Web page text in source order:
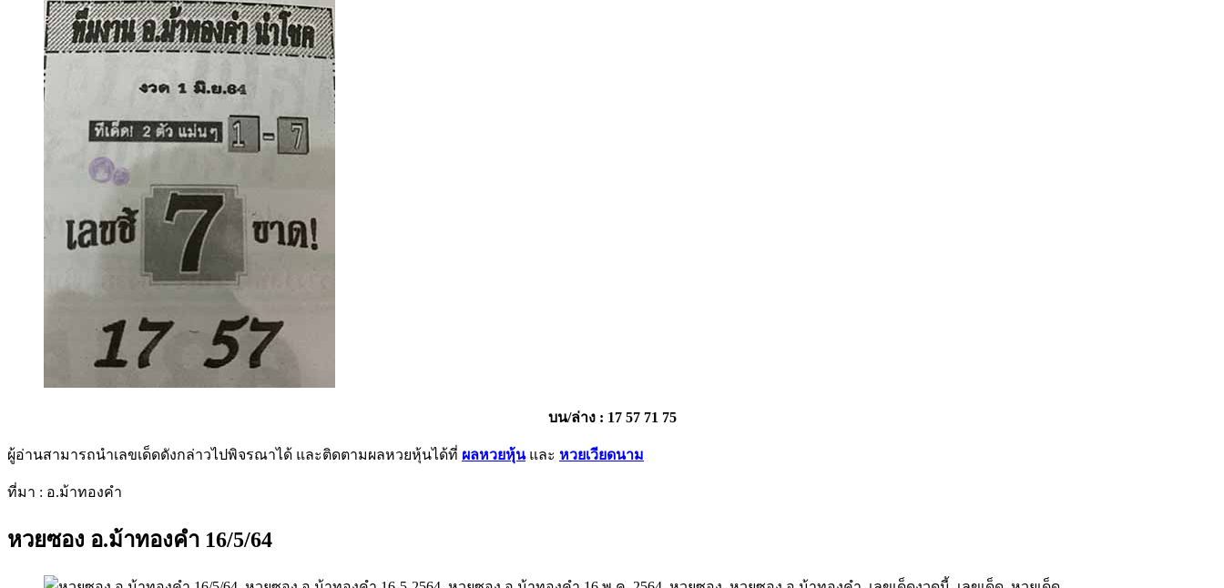
บน/ล่าง : 17 57 71 75
ผู้อ่านสามารถนำเลขเด็ดดังกล่าวไปพิจรณาได้ และติดตามผลหวยหุ้นได้ที่ ผลหวยหุ้นและ หวยเวียดนาม
ที่มา : อ.ม้าทองคำ
หวยซอง อ.ม้าทองคำ 16/5/64